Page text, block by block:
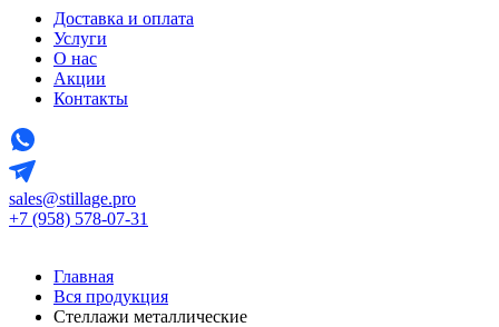
Доставка и оплата
Услуги
О нас
Акции
Контакты
sales@stillage.pro
+7 (958) 578-07-31
Главная
Вся продукция
Стеллажи металлические